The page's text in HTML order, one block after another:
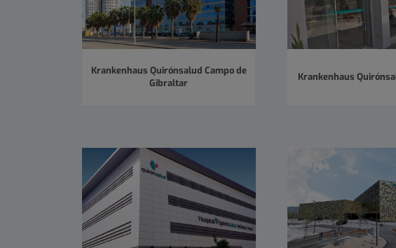
Krankenhaus Quirónsalud Campo de
Gibraltar
Krankenhaus